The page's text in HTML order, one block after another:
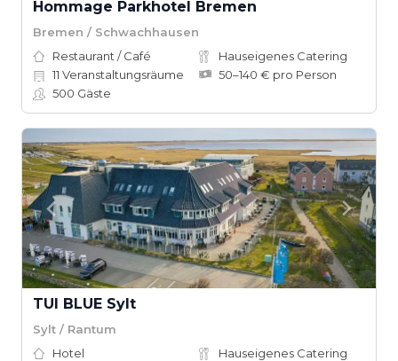
Hommage Parkhotel Bremen
Bremen / Schwachhausen
Restaurant / Café
Hauseigenes Catering
11 Veranstaltungsräume
50–140 € pro Person
500 Gäste
TUI BLUE Sylt
Sylt / Rantum
Hotel
Hauseigenes Catering